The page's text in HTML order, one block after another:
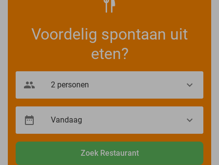
Voordelig spontaan uit
eten?
Zoek Restaurant